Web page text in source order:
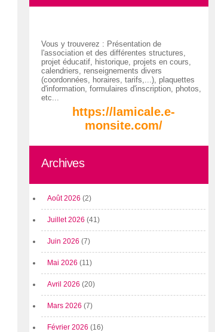
Vous y trouverez : Présentation de
l'association et des différentes structures,
projet éducatif, historique, projets en cours,
calendriers, renseignements divers
(coordonnées, horaires, tarifs,...), plaquettes
d'information, formulaires d'inscription, photos,
etc...
https://lamicale.e-
monsite.com/
Archives
Août 2026 (2)
Juillet 2026 (41)
Juin 2026 (7)
Mai 2026 (11)
Avril 2026 (20)
Mars 2026 (7)
Février 2026 (16)